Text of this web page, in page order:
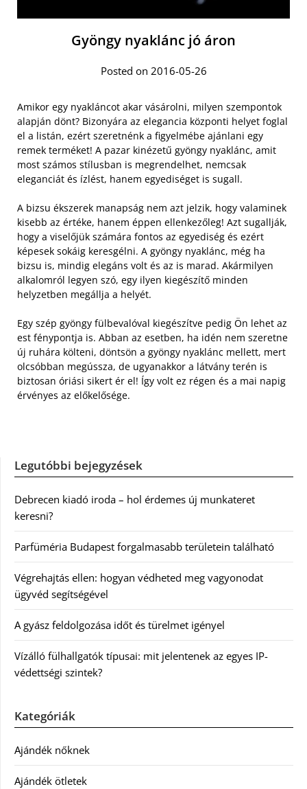
Gyöngy nyaklánc jó áron
Posted on 2016-05-26
Amikor egy nyakláncot akar vásárolni, milyen szempontok
alapján dönt? Bizonyára az elegancia központi helyet foglal
el a listán, ezért szeretnénk a figyelmébe ajánlani egy
remek terméket! A pazar kinézetű gyöngy nyaklánc, amit
most számos stílusban is megrendelhet, nemcsak
eleganciát és ízlést, hanem egyediséget is sugall.
A bizsu ékszerek manapság nem azt jelzik, hogy valaminek
kisebb az értéke, hanem éppen ellenkezőleg! Azt sugallják,
hogy a viselőjük számára fontos az egyediség és ezért
képesek sokáig keresgélni. A gyöngy nyaklánc, még ha
bizsu is, mindig elegáns volt és az is marad. Akármilyen
alkalomról legyen szó, egy ilyen kiegészítő minden
helyzetben megállja a helyét.
Egy szép gyöngy fülbevalóval kiegészítve pedig Ön lehet az
est fénypontja is. Abban az esetben, ha idén nem szeretne
új ruhára költeni, döntsön a gyöngy nyaklánc mellett, mert
olcsóbban megússza, de ugyanakkor a látvány terén is
biztosan óriási sikert ér el! Így volt ez régen és a mai napig
érvényes az előkelősége.
Legutóbbi bejegyzések
Debrecen kiadó iroda – hol érdemes új munkateret
keresni?
Parfüméria Budapest forgalmasabb területein található
Végrehajtás ellen: hogyan védheted meg vagyonodat
ügyvéd segítségével
A gyász feldolgozása időt és türelmet igényel
Vízálló fülhallgatók típusai: mit jelentenek az egyes IP-
védettségi szintek?
Kategóriák
Ajándék nőknek
Ajándék ötletek